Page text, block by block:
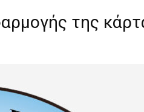
της